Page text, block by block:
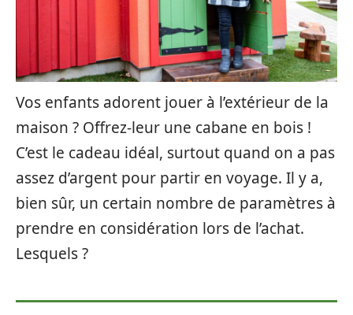
Vos enfants adorent jouer à l’extérieur de la
maison ? Offrez-leur une cabane en bois !
C’est le cadeau idéal, surtout quand on a pas
assez d’argent pour partir en voyage. Il y a,
bien sûr, un certain nombre de paramètres à
prendre en considération lors de l’achat.
Lesquels ?